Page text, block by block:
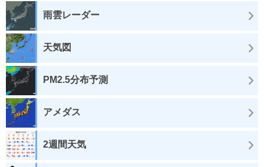
雨雲レーダー
天気図
PM2.5分布予測
アメダス
2週間天気